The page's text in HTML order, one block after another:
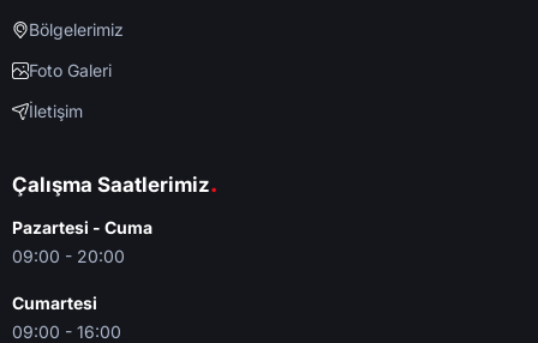
Bölgelerimiz
Foto Galeri
İletişim
Çalışma Saatlerimiz.
Pazartesi - Cuma
09:00 - 20:00
Cumartesi
09:00 - 16:00